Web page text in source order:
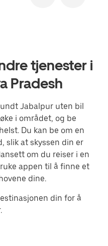
tjenester i
Pradesh
Jabalpur uten bil
i området, og be
Du kan be om en
slik at skyssen din er
om du reiser i en
appen til å finne et
dine.
din for å